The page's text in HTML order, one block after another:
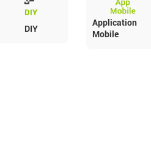
DIY
Application
Mobile